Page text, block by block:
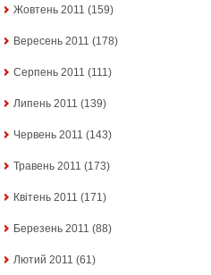
Жовтень 2011 (159)
Вересень 2011 (178)
Серпень 2011 (111)
Липень 2011 (139)
Червень 2011 (143)
Травень 2011 (173)
Квітень 2011 (171)
Березень 2011 (88)
Лютий 2011 (61)